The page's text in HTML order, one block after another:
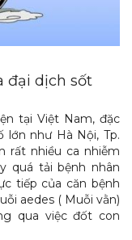
đại dịch sốt
tại Việt Nam, đặc
như Hà Nội, Tp.
rất nhiều ca nhiễm
quá tải bệnh nhân
tiếp của căn bệnh
aedes ( Muỗi vằn)
qua việc đốt con